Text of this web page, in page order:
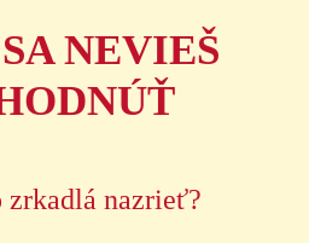
NEVIEŠ
zrkadlá nazrieť?